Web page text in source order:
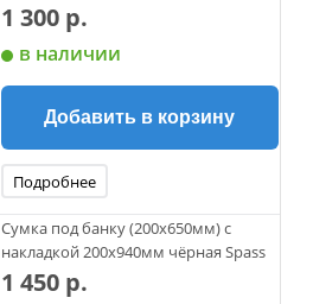
1 300 р.
в наличии
Добавить в корзину
Подробнее
Сумка под банку (200х650мм) с
накладкой 200х940мм чёрная Spass
1 450 р.